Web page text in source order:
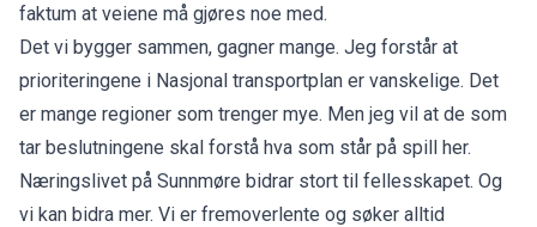
faktum at veiene må gjøres noe med.
Det vi bygger sammen, gagner mange. Jeg forstår at
prioriteringene i Nasjonal transportplan er vanskelige. Det
er mange regioner som trenger mye. Men jeg vil at de som
tar beslutningene skal forstå hva som står på spill her.
Næringslivet på Sunnmøre bidrar stort til fellesskapet. Og
vi kan bidra mer. Vi er fremoverlente og søker alltid